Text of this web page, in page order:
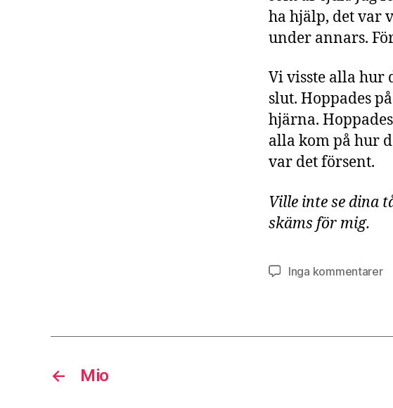
ha hjälp, det var
under annars.
Vi visste alla hur
slut. Hoppades
hjärna.
alla kom på hur
var det försent.
Ville inte se dina
skäms för mig.
Inga kommentarertill
← Mio